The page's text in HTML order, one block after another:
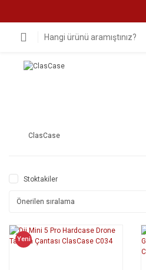
ClasCase
Stoktakiler
Yeni